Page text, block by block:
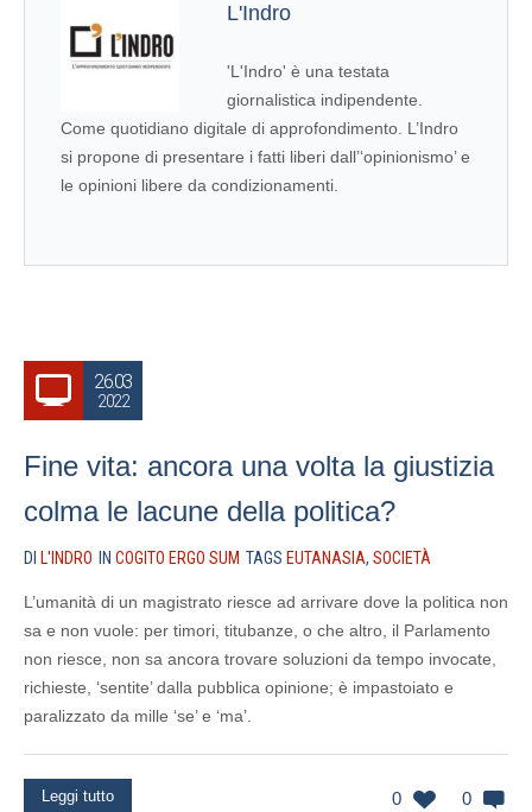
L'Indro
'L'Indro' è una testata
giornalistica indipendente.
Come quotidiano digitale di approfondimento. L’Indro
si propone di presentare i fatti liberi dall’‘opinionismo’ e
le opinioni libere da condizionamenti.
26.03
2022
Fine vita: ancora una volta la giustizia
colma le lacune della politica?
DI L'INDRO IN COGITO ERGO SUM TAGS EUTANASIA, SOCIETÀ
L’umanità di un magistrato riesce ad arrivare dove la politica non
sa e non vuole: per timori, titubanze, o che altro, il Parlamento
non riesce, non sa ancora trovare soluzioni da tempo invocate,
richieste, ‘sentite’ dalla pubblica opinione; è impastoiato e
paralizzato da mille ‘se’ e ‘ma’.
0 0
Leggi tutto